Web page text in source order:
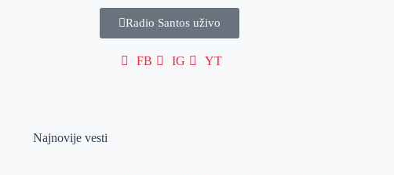
Radio Santos uživo
FB IG YT
Najnovije vesti